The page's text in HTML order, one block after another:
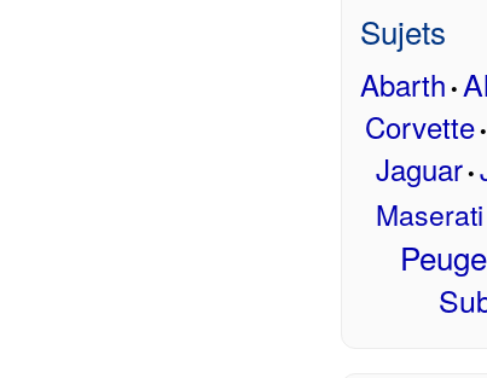
Sujets
Abarth •
Corvette•
Jaguar•
Maserati